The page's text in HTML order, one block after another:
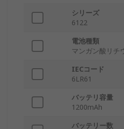
シリーズ
6122
電池種類
マンガン酸リチ
IECコード
6LR61
バッテリ容量
1200mAh
バッテリー数